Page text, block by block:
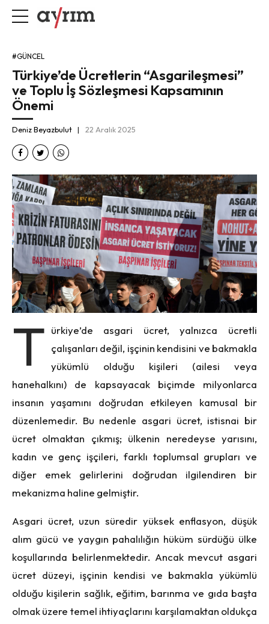
#GÜNCEL
Türkiye’de Ücretlerin “Asgarileşmesi”
ve Toplu İş Sözleşmesi Kapsamının
Önemi
Deniz Beyazbulut 22 Aralık 2025
T ürkiye’de asgari ücret, yalnızca ücretli
çalışanları değil, işçinin kendisini ve bakmakla
yükümlü olduğu kişileri (ailesi veya
hanehalkını) de kapsayacak biçimde milyonlarca
insanın yaşamını doğrudan etkileyen kamusal bir
düzenlemedir. Bu nedenle asgari ücret, istisnai bir
ücret olmaktan çıkmış; ülkenin neredeyse yarısını,
kadın ve genç işçileri, farklı toplumsal grupları ve
diğer emek gelirlerini doğrudan ilgilendiren bir
mekanizma haline gelmiştir.
Asgari ücret, uzun süredir yüksek enflasyon, düşük
alım gücü ve yaygın pahalılığın hüküm sürdüğü ülke
koşullarında belirlenmektedir. Ancak mevcut asgari
ücret düzeyi, işçinin kendisi ve bakmakla yükümlü
olduğu kişilerin sağlık, eğitim, barınma ve gıda başta
olmak üzere temel ihtiyaçlarını karşılamaktan oldukça